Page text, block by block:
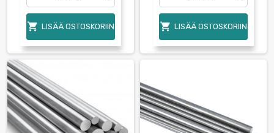
 LISÄÄ OSTOSKORIIN  LISÄÄ OSTOSKORIIN